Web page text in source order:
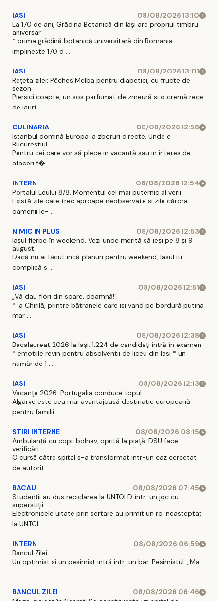
IASI
08/08/2026 13:10
La 170 de ani, Grădina Botanică din Iași are propriul timbru
aniversar
* prima grădină botanică universitară din Romania
implineste 170 d ...
IASI
08/08/2026 13:01
Rețeta zilei: Pêches Melba pentru diabetici, cu fructe de
sezon
Piersici coapte, un sos parfumat de zmeură si o cremă rece
de iaurt ...
CULINARIA
08/08/2026 12:58
Istanbul domină Europa la zboruri directe. Unde e
Bucureștiul
Pentru cei care vor să plece in vacantă sau in interes de
afaceri f� ...
INTERN
08/08/2026 12:54
Portalul Leului 8/8. Momentul cel mai puternic al verii
Există zile care trec aproape neobservate si zile cărora
oamenii le- ...
NIMIC IN PLUS
08/08/2026 12:53
Iașul fierbe în weekend. Vezi unde merită să ieși pe 8 și 9
august
Dacă nu ai făcut incă planuri pentru weekend, Iasul iti
complică s ...
IASI
08/08/2026 12:51
„Vă dau flori din soare, doamnă!”
* la Chirilă, printre bătranele care isi vand pe bordură putina
mar ...
IASI
08/08/2026 12:38
Bacalaureat 2026 la Iași: 1.224 de candidați intră în examen
* emotiile revin pentru absolventii de liceu din Iasi * un
număr de 1 ...
IASI
08/08/2026 12:13
Vacanțe 2026: Portugalia conduce topul
Algarve este cea mai avantajoasă destinatie europeană
pentru familii ...
STIRI INTERNE
08/08/2026 08:15
Ambulanță cu copil bolnav, oprită la piață. DSU face
verificări
O cursă către spital s-a transformat intr-un caz cercetat
de autorit ...
BACAU
08/08/2026 07:45
Studenții au dus reciclarea la UNTOLD într-un joc cu
superstiții
Electronicele uitate prin sertare au primit un rol neasteptat
la UNTOL ...
INTERN
08/08/2026 06:59
Bancul Zilei
Un optimist si un pesimist intră intr-un bar. Pesimistul: „Mai
...
BANCUL ZILEI
08/08/2026 06:46